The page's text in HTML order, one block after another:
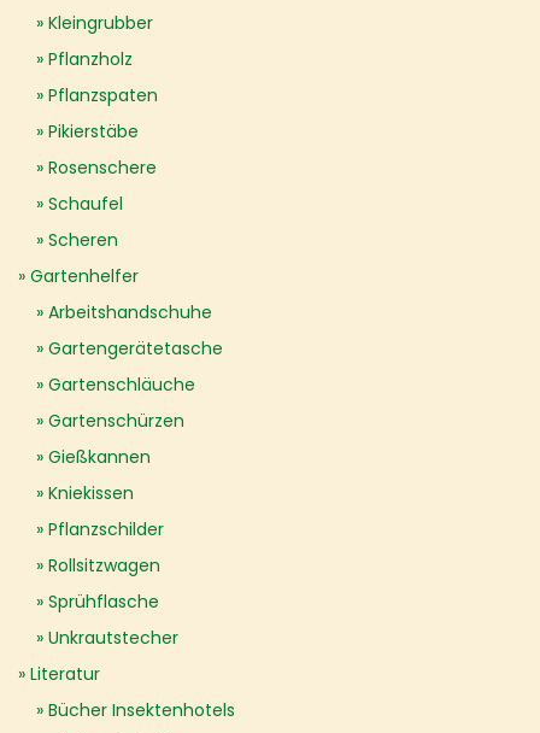
Kleingrubber
Pflanzholz
Pflanzspaten
Pikierstäbe
Rosenschere
Schaufel
Scheren
Gartenhelfer
Arbeitshandschuhe
Gartengerätetasche
Gartenschläuche
Gartenschürzen
Gießkannen
Kniekissen
Pflanzschilder
Rollsitzwagen
Sprühflasche
Unkrautstecher
Literatur
Bücher Insektenhotels